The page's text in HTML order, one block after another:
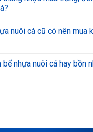
nuôi cá cũ có nên mua
bể nhựa nuôi cá hay bồn